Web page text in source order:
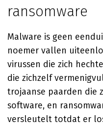
ransomware
Malware is geen
noemer vallen
virussen die zich
die zichzelf
trojaanse paarden die
software, en
versleutelt totdat er